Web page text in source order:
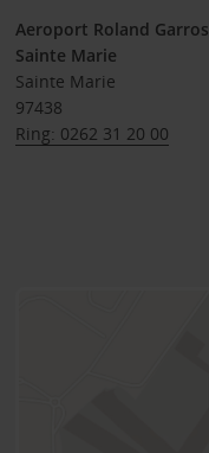
Aeroport Roland Garros
Sainte Marie
Sainte Marie
97438
Ring: 0262 31 20 00